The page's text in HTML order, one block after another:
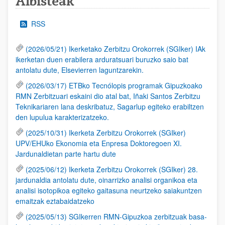
RSS
(2026/05/21) Ikerketako Zerbitzu Orokorrek (SGIker) IAk
ikerketan duen erabilera arduratsuari buruzko saio bat
antolatu dute, Elsevierren laguntzarekin.
(2026/03/17) ETBko Tecnólopis programak Gipuzkoako
RMN Zerbitzuari eskaini dio atal bat, Iñaki Santos Zerbitzu
Teknikariaren lana deskribatuz, Sagarlup egiteko erabiltzen
den lupulua karakterizatzeko.
(2025/10/31) Ikerketa Zerbitzu Orokorrek (SGIker)
UPV/EHUko Ekonomia eta Enpresa Doktoregoen XI.
Jardunaldietan parte hartu dute
(2025/06/12) Ikerketa Zerbitzu Orokorrek (SGIker) 28.
jardunaldia antolatu dute, oinarrizko analisi organikoa eta
analisi isotopikoa egiteko gaitasuna neurtzeko saiakuntzen
emaitzak eztabaidatzeko
(2025/05/13) SGIkerren RMN-Gipuzkoa zerbitzuak basa-